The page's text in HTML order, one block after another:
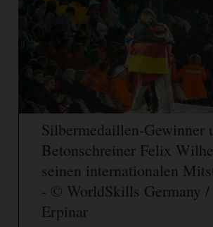
Silbermedaillen-Gewinner
Betonschreiner Felix
seinen internationalen
- © WorldSkills Germany /
Erpinar